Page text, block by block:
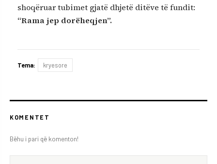
shoqëruar tubimet gjatë dhjetë ditëve të fundit:
“Rama jep dorëheqjen”.
Tema: kryesore
KOMENTET
Bëhu i pari që komenton!